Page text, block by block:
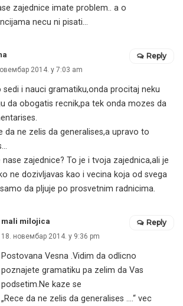
zajednice imate problem.. a o
necu ni pisati…
2014. у 7:03 am
sedi i nauci gramatiku,onda procitaj neku
da obogatis recnik,pa tek onda mozes da
da ne zelis da generalises,a upravo to
nase zajednice? To je i tvoja zajednica,ali je
ne dozivljavas kao i vecina koja od svega
da pljuje po prosvetnim radnicima.
Reply
mali milojica
18. новембар 2014. у 9:36 pm
Postovana Vesna .Vidim da odlicno
poznajete gramatiku pa zelim da Vas
podsetim.Ne kaze se
„Rece da ne zelis da generalises ….“ vec
Reply